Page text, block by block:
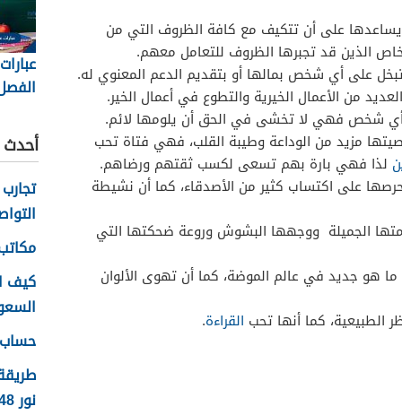
يساعدها على أن تتكيف مع كافة الظروف التي من
الذين قد تجبرها الظروف للتعامل معهم.
على أي شخص بمالها أو بتقديم الدعم المعنوي له.
من الأعمال الخيرية والتطوع في أعمال الخير.
أي شخص فهي لا تخشى في الحق أن يلومها لائم.
مزيد من الوداعة وطيبة القلب، فهي فتاة تحب
لذا فهي بارة بهم تسعى لكسب ثقتهم ورضاهم.
على اكتساب كثير من الأصدقاء، كما أن نشيطة
الجميلة ووجهها البشوش وروعة ضحكتها التي
ما هو جديد في عالم الموضة، كما أن تهوى الألوان
الطبيعية، كما أنها تحب القراءة.
أحدث
كيف
حساب
نور 1448